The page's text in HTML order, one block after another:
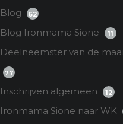
Blog 62
Blog Ironmama Sione 11
Deelneemster van de
77
Inschrijven algemeen 12
Ironmama Sione naar WK